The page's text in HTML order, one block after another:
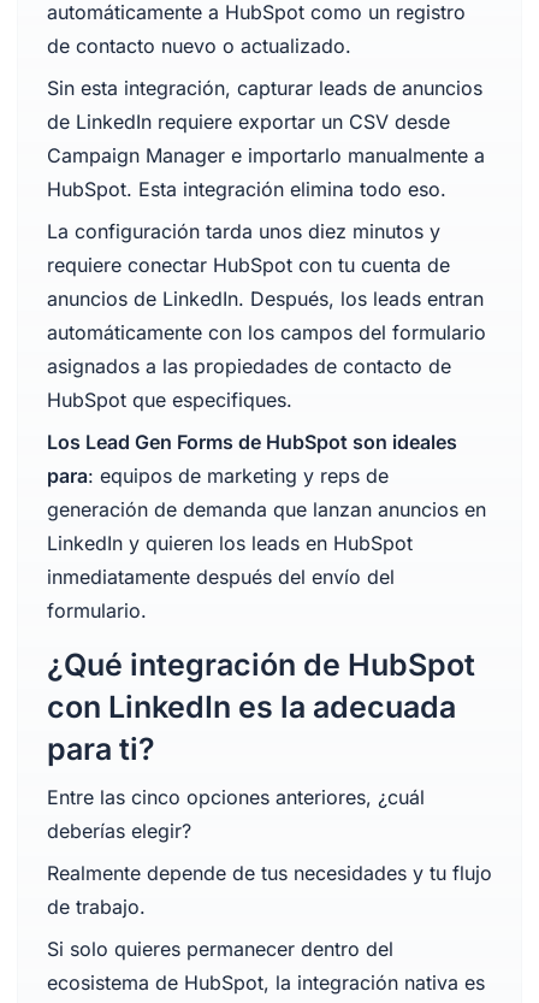
automáticamente a HubSpot como un registro
de contacto nuevo o actualizado.
Sin esta integración, capturar leads de anuncios
de LinkedIn requiere exportar un CSV desde
Campaign Manager e importarlo manualmente a
HubSpot. Esta integración elimina todo eso.
La configuración tarda unos diez minutos y
requiere conectar HubSpot con tu cuenta de
anuncios de LinkedIn. Después, los leads entran
automáticamente con los campos del formulario
asignados a las propiedades de contacto de
HubSpot que especifiques.
Los Lead Gen Forms de HubSpot son ideales
para: equipos de marketing y reps de
generación de demanda que lanzan anuncios en
LinkedIn y quieren los leads en HubSpot
inmediatamente después del envío del
formulario.
¿Qué integración de HubSpot
con LinkedIn es la adecuada
para ti?
Entre las cinco opciones anteriores, ¿cuál
deberías elegir?
Realmente depende de tus necesidades y tu flujo
de trabajo.
Si solo quieres permanecer dentro del
ecosistema de HubSpot, la integración nativa es